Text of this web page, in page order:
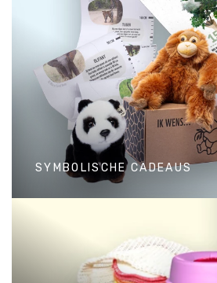
SYMBOLISCHE CADEAUS
Ondersteun het werk van WWF
door een symbolisch cadeau te